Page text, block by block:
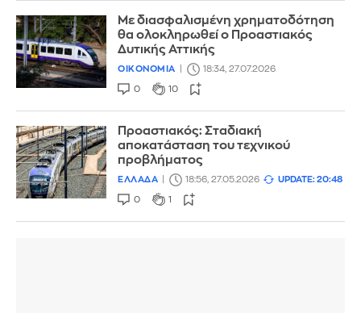
Με διασφαλισμένη χρηματοδότηση
θα ολοκληρωθεί ο Προαστιακός
Δυτικής Αττικής
ΟΙΚΟΝΟΜΙΑ 18:34, 27.07.2026
0 10
Προαστιακός: Σταδιακή
αποκατάσταση του τεχνικού
προβλήματος
ΕΛΛΑΔΑ 18:56, 27.05.2026 UPDATE: 20:48
0 1